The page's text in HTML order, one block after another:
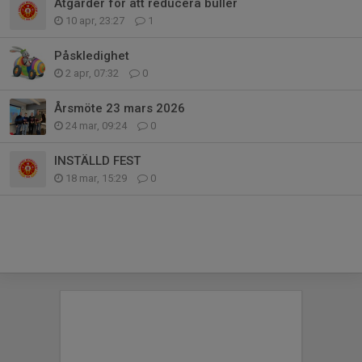
Åtgärder för att reducera buller
10 apr, 23:27 1
Påskledighet
2 apr, 07:32 0
Årsmöte 23 mars 2026
24 mar, 09:24 0
INSTÄLLD FEST
18 mar, 15:29 0